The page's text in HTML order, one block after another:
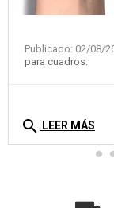
Publicado: 02/08/
para cuadros.
search LEER MÁS